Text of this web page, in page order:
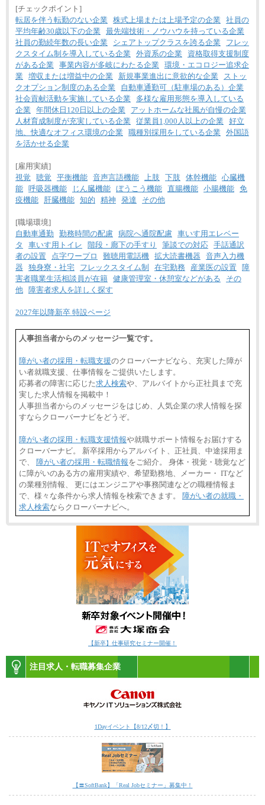
[チェックポイント]
転居を伴う転勤のない企業 株式上場または上場予定の企業 社員の
平均年齢30歳以下の企業 最先端技術・ノウハウを持っている企業
社員の勤続年数の長い企業
シェアトップクラスを誇る企業
フレッ
クスタイム制を導入している企業 外資系の企業
資格取得支援制度
がある企業 事業内容が多岐にわたる企業 環境・エコロジー追求企
業 増収または増益中の企業 新規事業進出に意欲的な企業
ストッ
クオプション制度のある企業
自動車通勤可（駐車場のある）企業
社会貢献活動を実施している企業
多様な雇用形態を導入している
企業 年間休日120日以上の企業
アットホームな社風が自慢の企業
人材育成制度が充実している企業 従業員1,000人以上の企業 好立
地、快適なオフィス環境の企業 職種別採用をしている企業 外国語
を活かせる企業
[雇用実績]
視覚
聴覚 平衡機能 音声言語機能 上肢 下肢 体幹機能 心臓機
能 呼吸器機能 じん臓機能 ぼうこう機能 直腸機能 小腸機能 免
疫機能
肝臓機能 知的 精神 発達 その他
[職場環境]
自動車通勤
勤務時間の配慮 病院へ通院配慮 車いす用エレベー
タ
車いす用トイレ 階段・廊下の手すり 筆談での対応 手話通訳
者の設置
点字ワープロ 難聴用電話機 拡大読書機器
音声入力機
器
独身寮・社宅 フレックスタイム制 在宅勤務 産業医の設置
障
害者職業生活相談員が在籍 健康管理室・休憩室などがある
その
他
障害者求人を詳しく探す
2027年以降新卒 特設ページ
人事担当者からのメッセージ一覧です。
障がい者の採用・転職支援のクローバーナビなら、充実した障が
い者就職支援、仕事情報をご提供いたします。
応募者の障害に応じた求人検索や、アルバイトから正社員まで充
実した求人情報を掲載中！
人事担当者からのメッセージをはじめ、人気企業の求人情報を探
すならクローバーナビをどうぞ。
障がい者の採用・転職支援情報や就職サポート情報をお届けする
クローバーナビ。 新卒採用からアルバイト、正社員、中途採用ま
で、 障がい者の採用・転職情報をご紹介。 身体・視覚・聴覚など
に障がいのある方の雇用実績や、希望勤務地、メーカー・ ITなど
の業種別情報、 更にはエンジニアや事務関連などの職種情報ま
で、様々な条件から求人情報を検索できます。 障がい者の就職・
求人検索ならクローバーナビへ。
【新卒】仕事研究セミナー開催！
注目求人・転職募集企業
1Dayイベント【8/12〆切！】
【〓SoftBank】「Real Jobセミナー」募集中！